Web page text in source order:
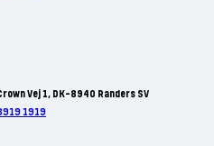
Vej 1, DK-8940 Randers SV
1919